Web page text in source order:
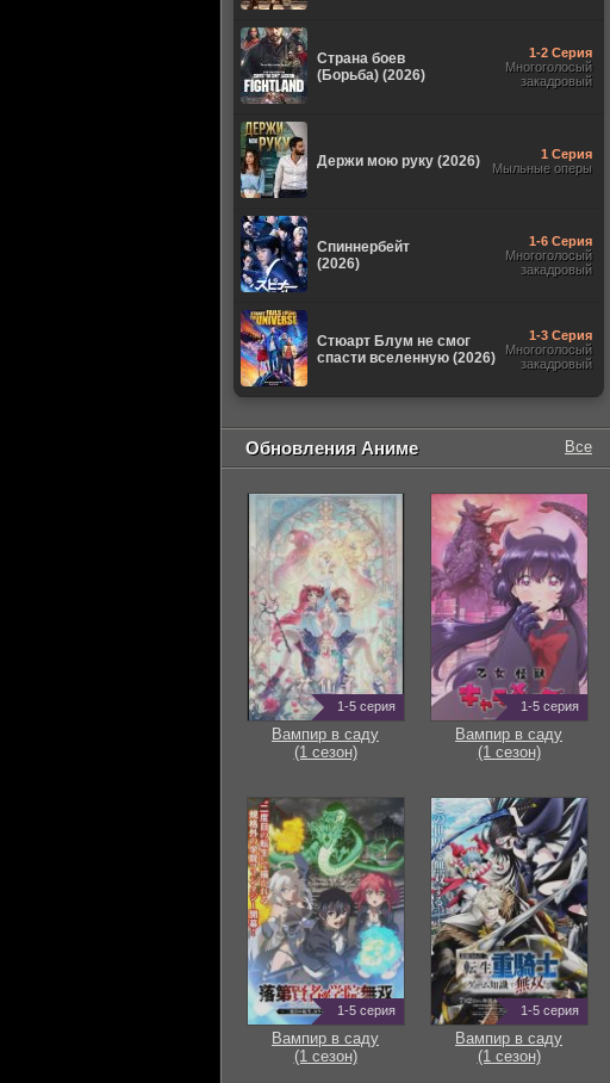
Страна боев
(Борьба) (2026)
1-2 Серия
Многоголосый
закадровый
Держи мою руку (2026)
1 Серия
Мыльные оперы
Спиннербейт
(2026)
1-6 Серия
Многоголосый
закадровый
Стюарт Блум не смог
спасти вселенную (2026)
1-3 Серия
Многоголосый
закадровый
Обновления Аниме Все
1-5 серия
Вампир в саду
(1 сезон)
1-5 серия
Вампир в саду
(1 сезон)
1-5 серия
Вампир в саду
(1 сезон)
1-5 серия
Вампир в саду
(1 сезон)